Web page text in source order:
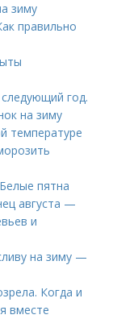
зиму
правильно
год.
на зиму
температуре
пятна
августа —
и
на зиму —
Когда и
вместе